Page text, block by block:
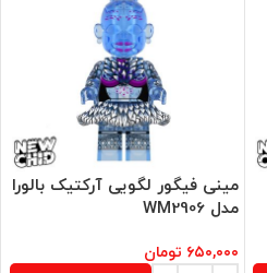
مینی فیگور لگویی آرکتیک بالورا
مدل WM2906
۶۵۰,۰۰۰ تومان